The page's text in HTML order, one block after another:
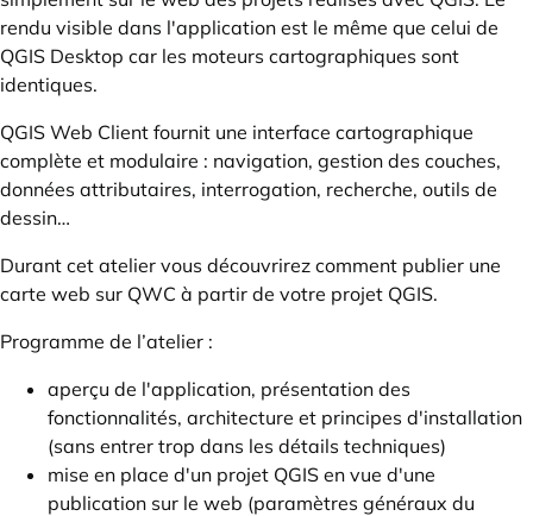
rendu visible dans l'application est le même que celui de
QGIS Desktop car les moteurs cartographiques sont
identiques.
QGIS Web Client fournit une interface cartographique
complète et modulaire : navigation, gestion des couches,
données attributaires, interrogation, recherche, outils de
dessin…
Durant cet atelier vous découvrirez comment publier une
carte web sur QWC à partir de votre projet QGIS.
Programme de l’atelier :
aperçu de l'application, présentation des
fonctionnalités, architecture et principes d'installation
(sans entrer trop dans les détails techniques)
mise en place d'un projet QGIS en vue d'une
publication sur le web (paramètres généraux du